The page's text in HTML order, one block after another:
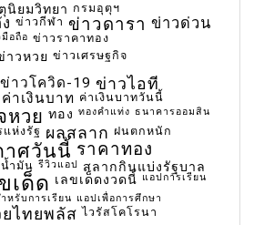
นิยมวิทยา กรมอุตุฯ
ข่าวกีฬา ข่าวดารา ข่าวด่วน
อถือ ข่าวราคาทอง
าวหวย ข่าวเศรษฐกิจ
ข่าวโควิด-19 ข่าวไอที
ค่าเงินบาท ค่าเงินบาทวันนี้
หวย ทอง ทองคำแท่ง ธนาคารออมสิน
ห่งรัฐ ผลสลาก ฝนตกหนัก
ศวันนี้ ราคาทอง
ำมัน รีวิวแอป สลากกินแบ่งรัฐบาล
เด็ด เลขเด็ดงวดนี้ แอปการเรียน
หรับการเรียน แอปเพื่อการศึกษา
ไทยพลัส ไวรัสโคโรนา